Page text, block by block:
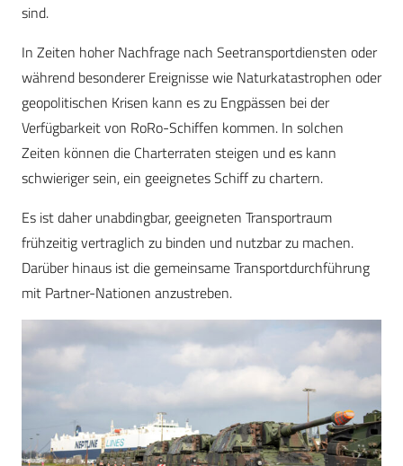
sind.
In Zeiten hoher Nachfrage nach Seetransportdiensten oder
während besonderer Ereignisse wie Naturkatastrophen oder
geopolitischen Krisen kann es zu Engpässen bei der
Verfügbarkeit von RoRo-Schiffen kommen. In solchen
Zeiten können die Charterraten steigen und es kann
schwieriger sein, ein geeignetes Schiff zu chartern.
Es ist daher unabdingbar, geeigneten Transportraum
frühzeitig vertraglich zu binden und nutzbar zu machen.
Darüber hinaus ist die gemeinsame Transportdurchführung
mit Partner-Nationen anzustreben.